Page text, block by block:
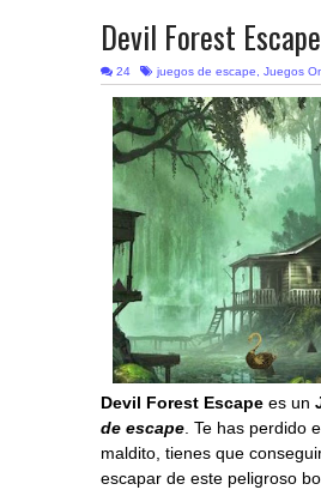
Devil Forest Escape
24 juegos de escape, Juegos
Devil Forest Escape es un
de escape. Te has perdido
maldito, tienes que
escapar de este peligroso